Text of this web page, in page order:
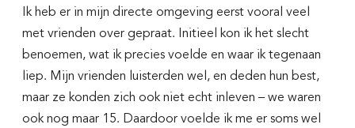
Ik heb er in mijn directe omgeving eerst vooral veel
met vrienden over gepraat. Initieel kon ik het slecht
benoemen, wat ik precies voelde en waar ik tegenaan
liep. Mijn vrienden luisterden wel, en deden hun best,
maar ze konden zich ook niet echt inleven – we waren
ook nog maar 15. Daardoor voelde ik me er soms wel